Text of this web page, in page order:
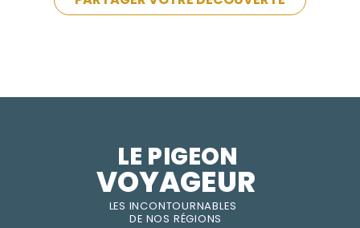
LES INCONTOURNABLES
DE NOS RÉGIONS
LE PIGEON
VOYAGEUR